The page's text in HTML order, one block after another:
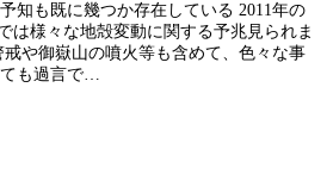
知も既に幾つか存在している 2011年の
は様々な地殻変動に関する予兆見られま
や御嶽山の噴火等も含めて、色々な事
も過言で…